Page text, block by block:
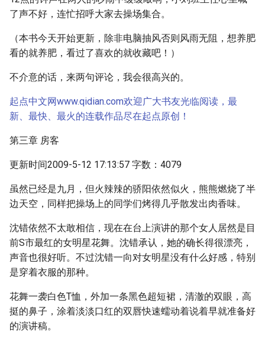
了声不好，连忙招呼大家去操场集合。
（本书今天开始更新，除非电脑抽风否则风雨无阻，想养肥
看的就养肥，看过了喜欢的就收藏吧！）
不介意的话，来两句评论，我会很高兴的。
起点中文网www.qidian.com欢迎广大书友光临阅读，最
新、最快、最火的连载作品尽在起点原创！
第三章 房客
更新时间2009-5-12 17:13:57 字数：4079
虽然已经是九月，但火辣辣的骄阳依然似火，熊熊燃烧了半
边天空，同样把操场上的同学们烤得几乎散发出肉香味。
沈错依然不太敢相信，现在在台上演讲的那个女人居然是目
前S市最红的女明星花舞。沈错承认，她的确长得很漂亮，
声音也很好听。不过沈错一向对女明星没有什么好感，特别
是穿着衣服的那种。
花舞一袭白色T恤，外加一条黑色超短裙，清澈的双眼，高
挺的鼻子，涂着淡淡口红的双唇快速蠕动着说着早就准备好
的演讲稿。